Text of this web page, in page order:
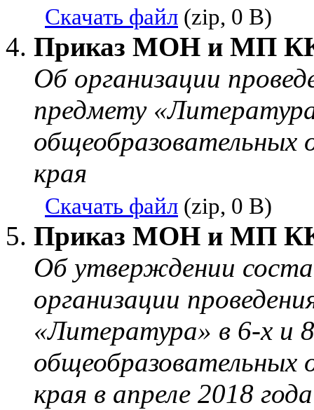
Скачать файл (zip, 0 B)
Приказ МОН и МП КК
Об организации
предмету
общеобразовательных
края
Скачать файл (zip, 0 B)
Приказ МОН и МП КК
Об утверждении
организации
«Литература» в 6-х и
общеобразовательных
края в апреле 2018 года